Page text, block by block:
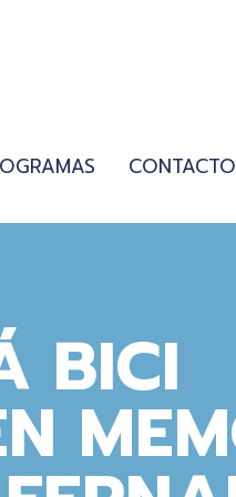
CONTACTO
BICI